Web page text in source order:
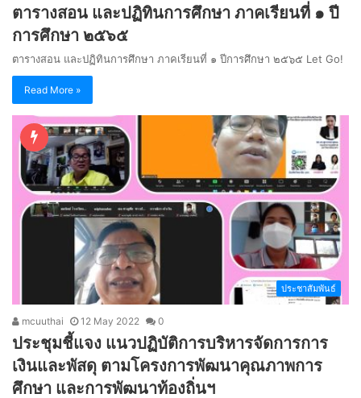
ตารางสอน และปฏิทินการศึกษา ภาคเรียนที่ ๑ ปี
การศึกษา ๒๕๖๕
ตารางสอน และปฏิทินการศึกษา ภาคเรียนที่ ๑ ปีการศึกษา ๒๕๖๕ Let Go!
Read More »
ประชาสัมพันธ์
mcuuthai 12 May 2022 0
ประชุมชี้แจง แนวปฏิบัติการบริหารจัดการการ
เงินและพัสดุ ตามโครงการพัฒนาคุณภาพการ
ศึกษา และการพัฒนาท้องถิ่นฯ